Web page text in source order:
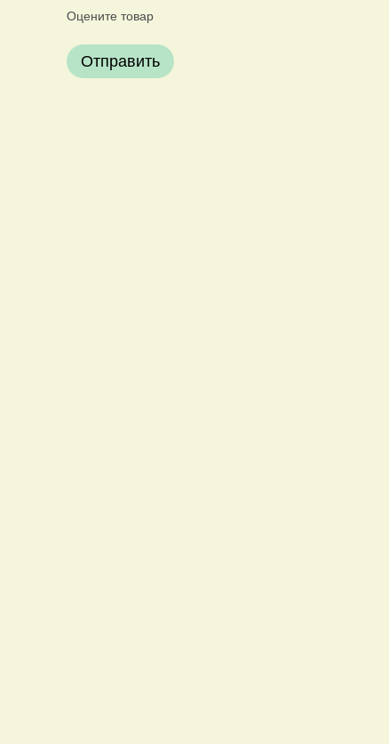
Оцените товар
Отправить